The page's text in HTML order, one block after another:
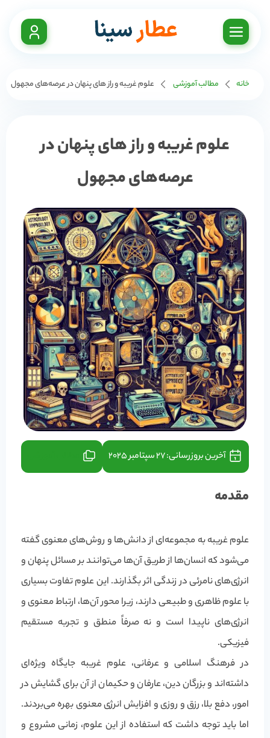
خانه مطالب آموزشی علوم غریبه و راز های پنهان در عرصه‌های مجهول
علوم غریبه و راز های پنهان در
عرصه‌های مجهول
آخرین بروزرسانی:27 سپتامبر 2025
مقدمه
علوم غریبه به مجموعه‌ای از دانش‌ها و روش‌های معنوی گفته
می‌شود که انسان‌ها از طریق آن‌ها می‌توانند بر مسائل پنهان و
انرژی‌های نامرئی در زندگی اثر بگذارند. این علوم تفاوت بسیاری
با علوم ظاهری و طبیعی دارند، زیرا محور آن‌ها، ارتباط معنوی و
انرژی‌های ناپیدا است و نه صرفاً منطق و تجربه مستقیم
فیزیکی.
در فرهنگ اسلامی و عرفانی، علوم غریبه جایگاه ویژه‌ای
داشته‌اند و بزرگان دین، عارفان و حکیمان از آن برای گشایش در
امور، دفع بلا، رزق و روزی و افزایش انرژی معنوی بهره می‌بردند.
اما باید توجه داشت که استفاده از این علوم، زمانی مشروع و